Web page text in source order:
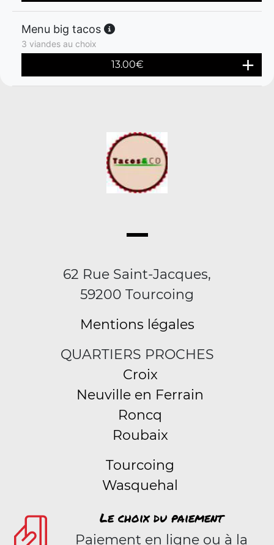
Menu big tacos
3 viandes au choix
13.00€
62 Rue Saint-Jacques,
59200 Tourcoing
Mentions légales
QUARTIERS PROCHES
Croix
Neuville en Ferrain
Roncq
Roubaix
Tourcoing
Wasquehal
Le choix du paiement
Paiement en ligne ou à la